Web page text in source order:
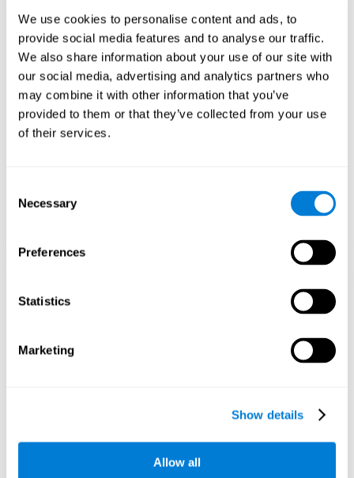
We use cookies to personalise content and ads, to
provide social media features and to analyse our traffic.
We also share information about your use of our site with
our social media, advertising and analytics partners who
may combine it with other information that you’ve
provided to them or that they’ve collected from your use
of their services.
Selection
Necessary
Preferences
Statistics
Marketing
Show details
Allow all
neural específico el cual ayuda a que los circuitos neuronales se
reorganicen y recuperen funciones cognitivas debilitadas o
dañadas.Estimular de manera consistente nuestras habilidades,
puede ayudar a crear nuevas sinapsis, y a que los circuitos
neuronales se reorganicen y mejoren las funciones cognitivas. En
el juego Tenis Melódico se busca estimular capacidades
relacionadas con el reconocimiento y la percepción auditiva.
1ª SEMANA
Proyección gráfica orientativa de las redes neuronales después
¿Qué pasa cuando no entreno mis
conexiones que no se usan. Si no se emplea normalmente una
patrón de activación neuronal, por lo que se vuelve cada vez más
débil. Si no entrenamos esa función cognitiva, nos hacemos
menos eficaces en las actividades de nuestro día a día.